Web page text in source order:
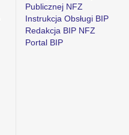
Publicznej NFZ
Instrukcja Obsługi BIP
Redakcja BIP NFZ
Portal BIP